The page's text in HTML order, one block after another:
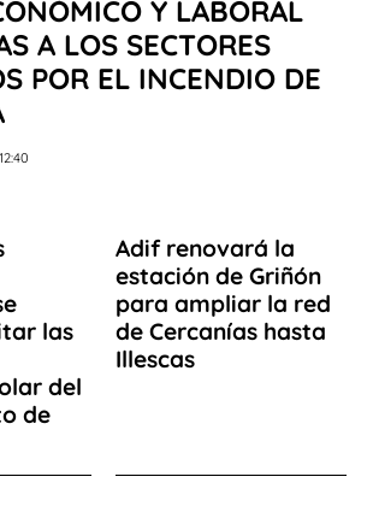
Y LABORAL
A LOS SECTORES
POR EL INCENDIO DE
las
del
de
Adif renovará la
estación de Griñón
para ampliar la red
de Cercanías hasta
Illescas